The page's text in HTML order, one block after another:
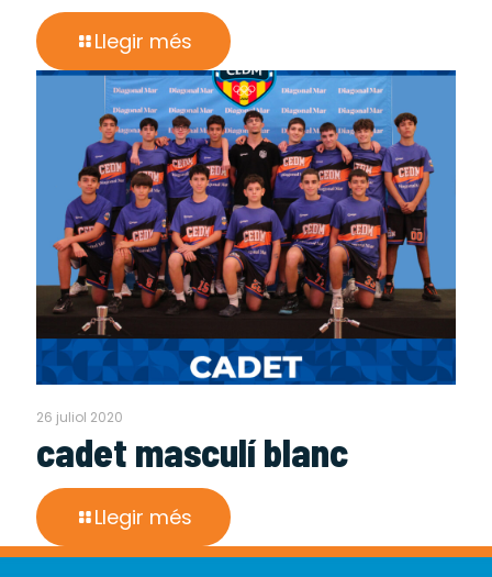
Llegir més
26 juliol 2020
cadet masculí blanc
Llegir més